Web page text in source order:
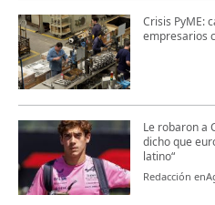
Crisis PyME:
empresarios
Le robaron a
dicho que
latino“
Redacción